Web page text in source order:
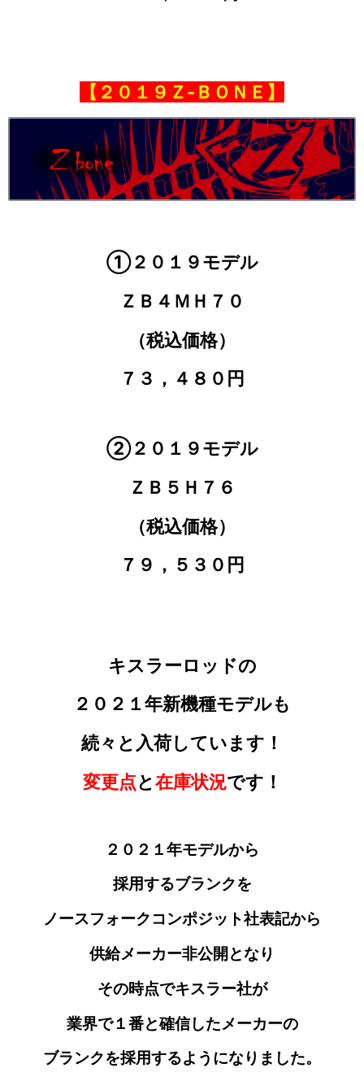
【２０１９Ｚ‐ＢＯＮＥ】
①２０１９モデル
ＺＢ４ＭＨ７０
（税込価格）
７３，４８０円
②２０１９モデル
ＺＢ５Ｈ７６
（税込価格）
７９，５３０円
キスラーロッドの
２０２１年新機種モデルも
続々と入荷しています！
変更点と在庫状況です！
２０２１年モデルから
採用するブランクを
ノースフォークコンポジット社表記から
供給メーカー非公開となり
その時点でキスラー社が
業界で１番と確信したメーカーの
ブランクを採用するようになりました。